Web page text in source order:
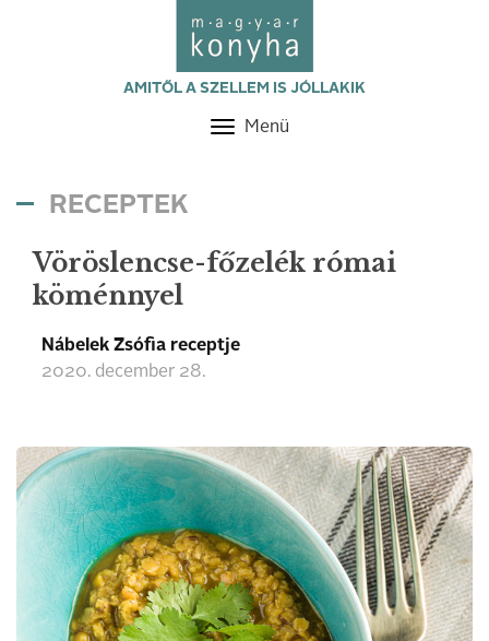
AMITŐL A SZELLEM IS JÓLLAKIK
Toggle
Menü
RECEPTEK
Vöröslencse-főzelék római
köménnyel
Nábelek Zsófia receptje
2020. december 28.